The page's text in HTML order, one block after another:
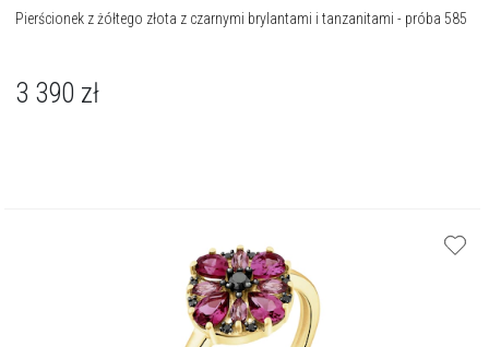
Pierścionek z żółtego złota z czarnymi brylantami i tanzanitami - próba 585
3 390 zł